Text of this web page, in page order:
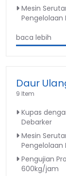
Mesin
Pengelolaan
baca lebih
Daur
9 Item
Kupas
Debarker
Mesin
Pengelolaan
Pengujian
600kg/jam